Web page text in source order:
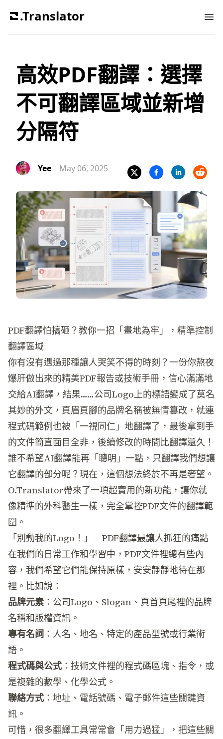
.Translator
高效PDF翻譯：選擇
不可翻譯區域並新增
分隔符
Yee May 06, 2025
PDF翻譯怕搞砸？教你一招「畫地為牢」，精準控制
翻譯區域
你有沒有遇過那種讓人哭笑不得的時刻？一份你熬夜
爆肝做出來的精美PDF報告或技術手冊，信心滿滿地
交給AI翻譯，結果……公司Logo上的標語變成了莫名
其妙的外文，頁眉頁腳的品牌名稱被無情篡改，就連
程式碼範例也被「一視同仁」地翻譯了，最後拿到手
的文件簡直面目全非，後續修改的時間比翻譯還久！
誰不希望AI翻譯能再「聰明」一點，只翻譯我們想讓
它翻譯的部分呢？現在，這個想法終於不再是奢望。
O.Translator帶來了一項超實用的新功能，讓你就
像精準的外科醫生一樣，完全掌控PDF文件的翻譯範
圍。
「別動我的Logo！」— PDF翻譯最讓人抓狂的痛點
在我們的日常工作和學習中，PDF文件裡總有些內
容，我們希望它們能保持原樣，安安靜靜地待在那
裡。比如說：
品牌元素 ：公司Logo、Slogan、頁首頁尾裡的品牌
名稱和版權資訊。
專有名詞 ：人名、地名、特定的產品型號或行業術
語。
程式碼與公式 ：技術文件裡的程式碼區塊、指令，或
是複雜的數學、化學公式。
聯絡方式 ：地址、電話號碼、電子郵件這些關鍵資
訊。
可惜，很多翻譯工具常常會「用力過猛」，把這些關